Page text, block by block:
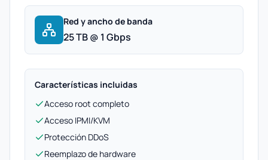
Red y ancho de banda
25 TB @ 1 Gbps
Características incluidas
Acceso root completo
Acceso IPMI/KVM
Protección DDoS
Reemplazo de hardware